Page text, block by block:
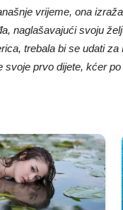
vrijeme, ona
naglašavajući svoju
trebala bi se udati
prvo dijete, kćer